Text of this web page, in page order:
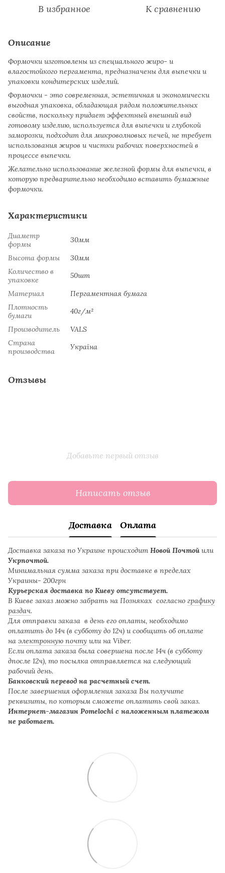
В избранное К сравнению
Описание
Формочки изготовлены из специального жиро- и
влагостойкого пергамента, предназначены для выпечки и
упаковки кондитерских изделий.
Формочки - это современная, эстетичная и экономически
выгодная упаковка, обладающая рядом положительных
свойств, поскольку придает эффектный внешний вид
готовому изделию, используется для выпечки и глубокой
заморозки, подходит для микроволновых печей, не требует
использования жиров и чистки рабочих поверхностей в
процессе выпечки.
Желательно использование железной формы для выпечки, в
которую предварительно необходимо вставить бумажные
формочки.
Характеристики
Диаметр
формы
30мм
Высота формы
30мм
Количество в
упаковке
50шт
Материал
Пергаментная бумага
Плотность
бумаги
40г/м²
Производитель
VALS
Страна
производства
Україна
Отзывы
Добавьте первый отзыв
Написать отзыв
Доставка Оплата
Доставка заказа по Украине происходит Новой Почтой или
Укрпочтой.
Минимальная сумма заказа при доставке в пределах
Украины- 200грн
Курьерская доставка по Киеву отсутствует.
В Киеве заказ можно забрать на Позняках согласно графику
раздач.
Для отправки заказа в день его оплаты, необходимо
оплатить до 14ч (в субботу до 12ч) и сообщить об оплате
на электронную почту или на Viber.
Если оплата заказа была совершена после 14ч (в субботу
дпосле 12ч), то посылка отправляется на следующий
рабочий день.
Банковский перевод на расчетный счет.
После завершения оформления заказа Вы получите
реквизиты, по которым сможете оплатить свой заказ.
Интернет-магазин Pomelochi с наложенным платежом
не работает.